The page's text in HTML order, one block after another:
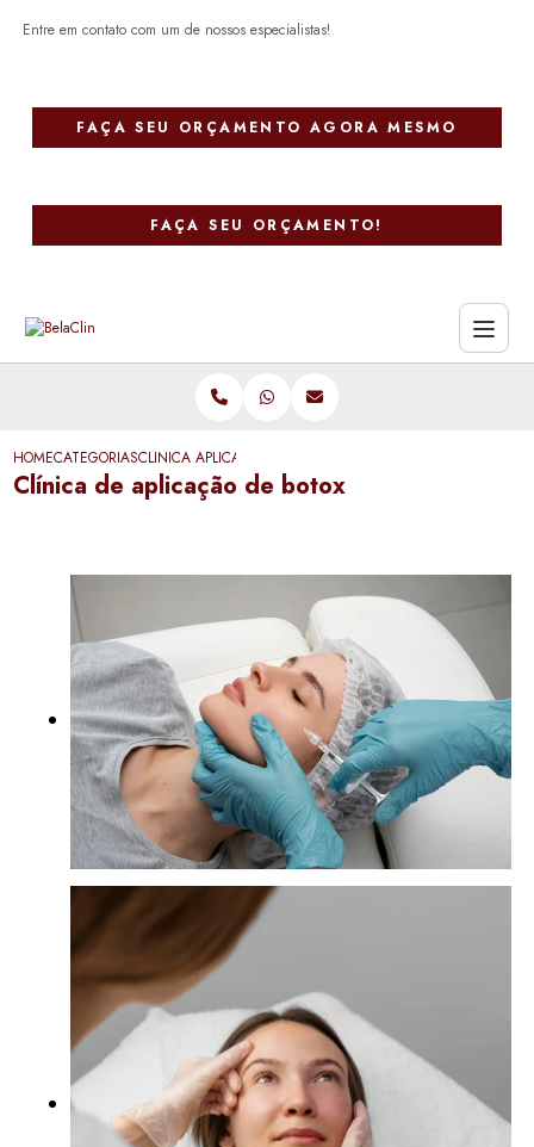
Entre em contato com um de nossos especialistas!
FAÇA SEU ORÇAMENTO AGORA MESMO
FAÇA SEU ORÇAMENTO!
HOMECATEGORIASCLINICA APLICACAO BOTOX
Clínica de aplicação de botox